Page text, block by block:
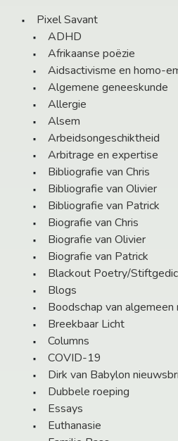
Pixel Savant
ADHD
Afrikaanse poëzie
Aidsactivisme en homo-
Algemene geneeskunde
Allergie
Alsem
Arbeidsongeschiktheid
Arbitrage en expertise
Bibliografie van Chris
Bibliografie van Olivier
Bibliografie van Patrick
Biografie van Chris
Biografie van Olivier
Biografie van Patrick
Blackout Poetry/
Blogs
Boodschap van algemeen
Breekbaar Licht
Columns
COVID-19
Dirk van Babylon
Dubbele roeping
Essays
Euthanasie